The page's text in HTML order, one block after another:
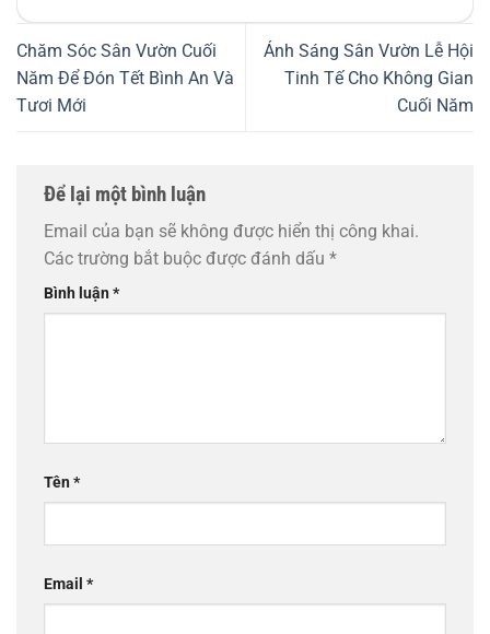
Chăm Sóc Sân Vườn Cuối
Năm Để Đón Tết Bình An Và
Tươi Mới
Ánh Sáng Sân Vườn Lễ Hội
Tinh Tế Cho Không Gian
Cuối Năm
Để lại một bình luận
Email của bạn sẽ không được hiển thị công khai.
Các trường bắt buộc được đánh dấu *
Bình luận*
Tên*
Email *